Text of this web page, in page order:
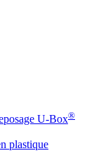
U-Box®
plastique